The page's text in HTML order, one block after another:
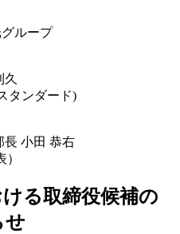
ループ
久
タンダード)
長 小田 恭右
る取締役候補の
せ